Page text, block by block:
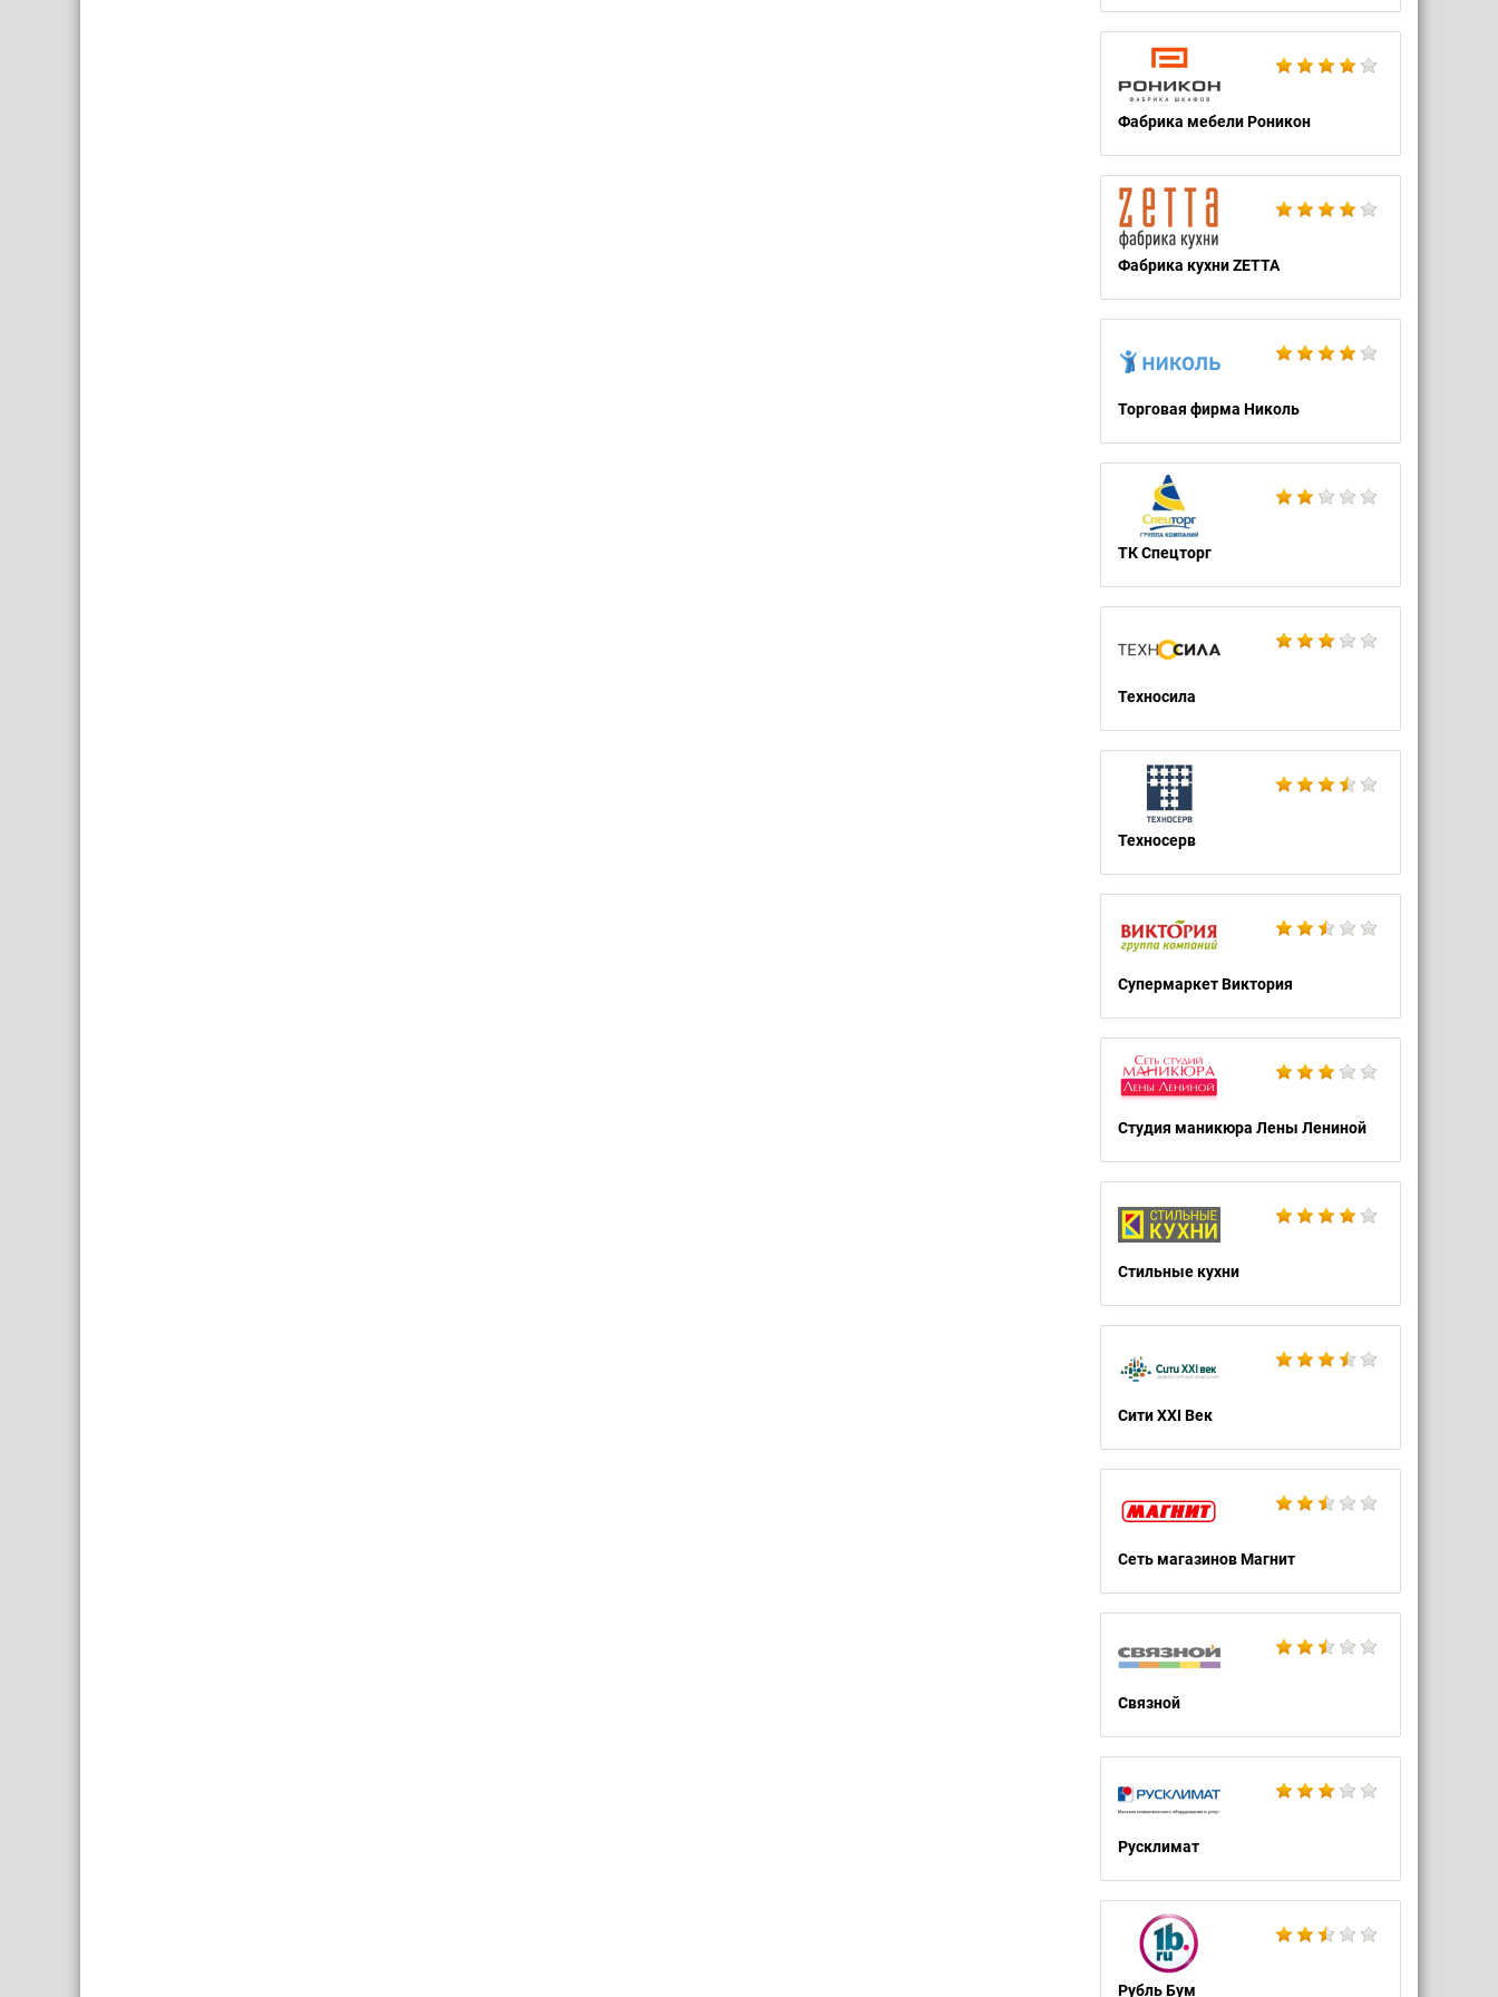
Фабрика мебели Роникон
Фабрика кухни ZETTA
Торговая фирма Николь
ТК Спецторг
Техносила
Техносерв
Супермаркет Виктория
Студия маникюра Лены Лениной
Стильные кухни
Сити XXI Век
Сеть магазинов Магнит
Связной
Русклимат
Рубль Бум